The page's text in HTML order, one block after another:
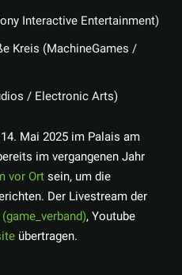
Interactive Entertainment)
Kreis (MachineGames /
/ Electronic Arts)
Mai 2025 im Palais am
im vergangenen Jahr
vor Ortsein, um die
Der Livestream der
, Youtube
übertragen.